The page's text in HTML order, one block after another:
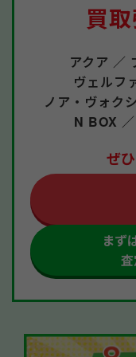
買
アクア ／
ヴェルフ
ノア・ヴォク
N BOX ／
ぜ
まず